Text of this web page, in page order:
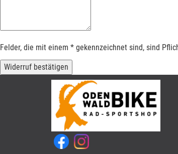
Felder, die mit einem * gekennzeichnet sind, sind
Widerruf bestätigen